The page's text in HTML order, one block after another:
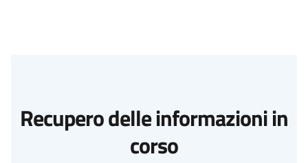
Recupero delle informazioni in
corso